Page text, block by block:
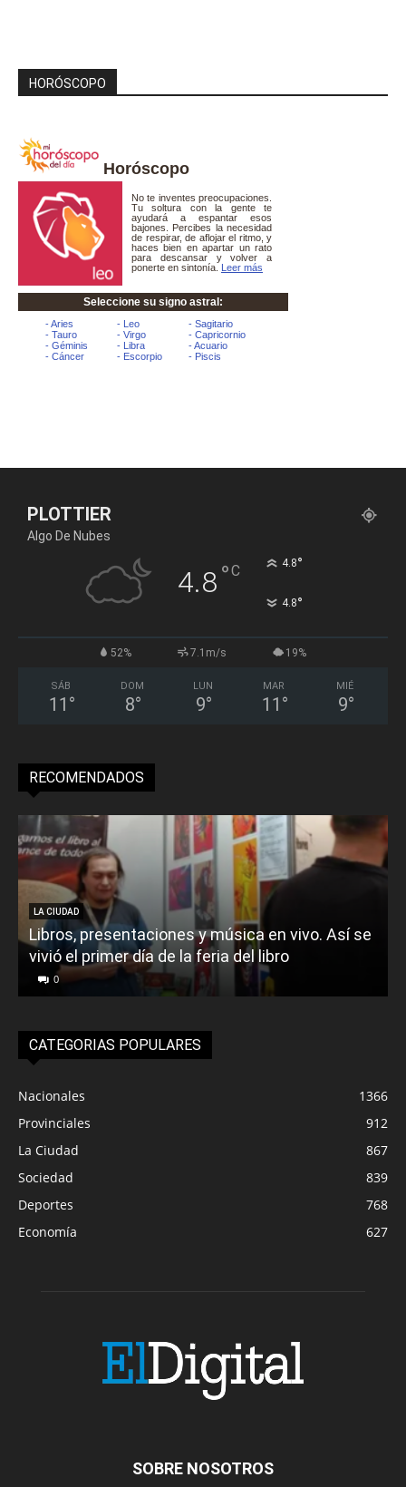
HORÓSCOPO
Horóscopo
PLOTTIER
Algo De Nubes
4.8°C 4.8°
4.8°
52% 7.1m/s 19%
SÁB
11 °
DOM
8°
LUN
9°
MAR
11 °
MIÉ
9°
RECOMENDADOS
LA CIUDAD
Libros, presentaciones y música en vivo. Así se
vivió el primer día de la feria del libro
0
CATEGORIAS POPULARES
Nacionales
1366
Provinciales
912
La Ciudad
867
Sociedad
839
Deportes
768
Economía
627
SOBRE NOSOTROS